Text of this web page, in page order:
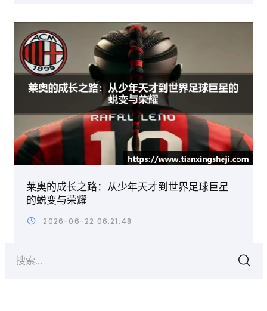
莱奥的成长之路：从少年天才到世界足球巨星
的蜕变与荣耀
2026-06-22 06:21:48
搜索...